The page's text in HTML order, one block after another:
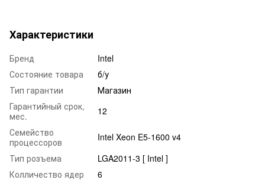
Характеристики
Бренд
Intel
Состояние товара
б/у
Тип гарантии
Магазин
Гарантийный срок,
мес.
12
Семейство
процессоров
Intel Xeon E5-1600 v4
Тип розъема
LGA2011-3 [ Intel ]
Колличество ядер
6